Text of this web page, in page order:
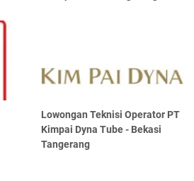
Lowongan Teknisi Operator PT
Kimpai Dyna Tube - Bekasi
Tangerang